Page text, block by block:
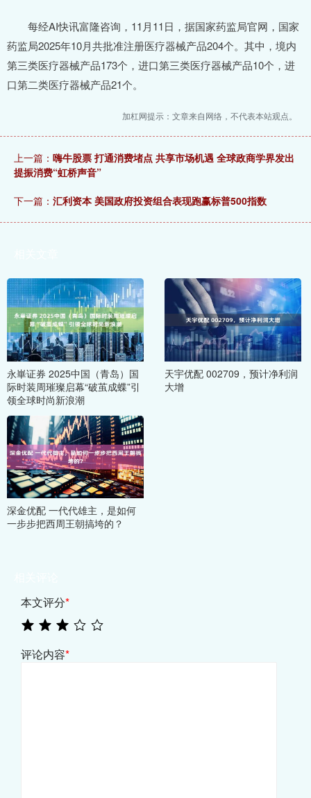
每经AI快讯富隆咨询，11月11日，据国家药监局官网，国家
药监局2025年10月共批准注册医疗器械产品204个。其中，境内
第三类医疗器械产品173个，进口第三类医疗器械产品10个，进
口第二类医疗器械产品21个。
加杠网提示：文章来自网络，不代表本站观点。
上一篇： 嗨牛股票 打通消费堵点 共享市场机遇 全球政商学界发出
提振消费“虹桥声音”
下一篇： 汇利资本 美国政府投资组合表现跑赢标普500指数
永崋证券 2025中国（青岛）国
际时装周璀璨启幕“破茧成蝶”引
领全球时尚新浪潮
天宇优配 002709，预计净利润
大增
深金优配 一代代雄主，是如何
一步步把西周王朝搞垮的？
本文评分*
评论内容*